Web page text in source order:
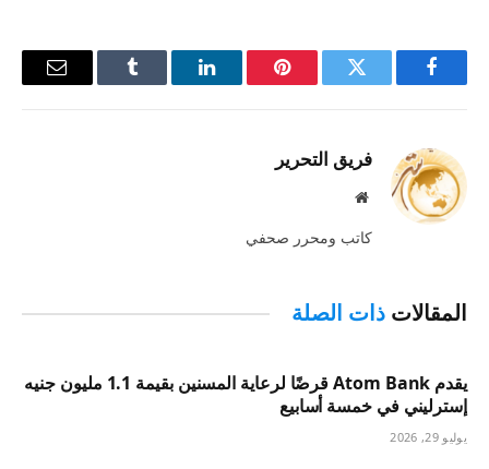
فيسبوك تويتر بينتيريستلينكدإن Tumblr
البريد
فريق التحرير
موقع
كاتب ومحرر صحفي
المقالات ذات الصلة
يقدم Atom Bank قرضًا لرعاية المسنين بقيمة 1.1 مليون جنيه
إسترليني في خمسة أسابيع
يوليو 29, 2026